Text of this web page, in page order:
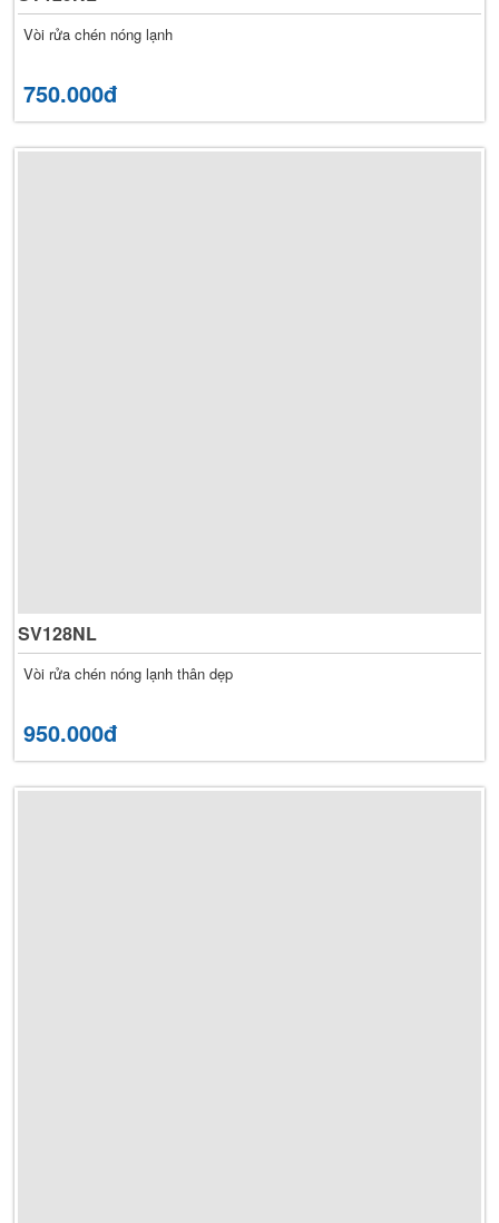
Vòi rửa chén nóng lạnh
750.000đ
SV128NL
Vòi rửa chén nóng lạnh thân dẹp
950.000đ